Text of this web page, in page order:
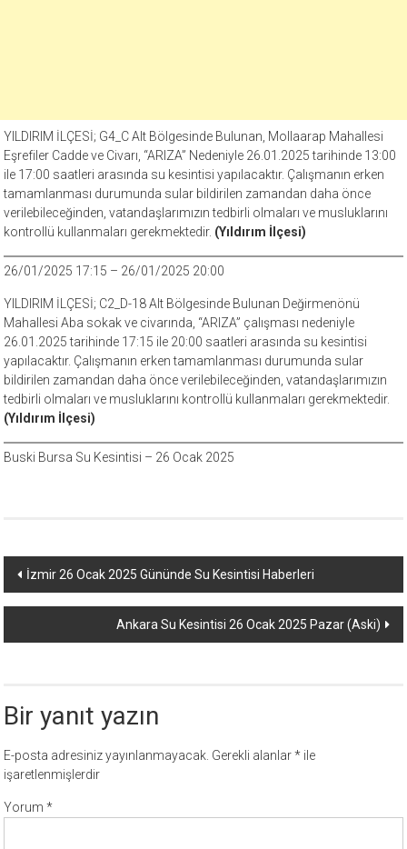
YILDIRIM İLÇESİ; G4_C Alt Bölgesinde Bulunan, Mollaarap Mahallesi
Eşrefiler Cadde ve Civarı, “ARIZA” Nedeniyle 26.01.2025 tarihinde 13:00
ile 17:00 saatleri arasında su kesintisi yapılacaktır. Çalışmanın erken
tamamlanması durumunda sular bildirilen zamandan daha önce
verilebileceğinden, vatandaşlarımızın tedbirli olmaları ve musluklarını
kontrollü kullanmaları gerekmektedir. (Yıldırım İlçesi)
26/01/2025 17:15 – 26/01/2025 20:00
YILDIRIM İLÇESİ; C2_D-18 Alt Bölgesinde Bulunan Değirmenönü
Mahallesi Aba sokak ve civarında, “ARIZA” çalışması nedeniyle
26.01.2025 tarihinde 17:15 ile 20:00 saatleri arasında su kesintisi
yapılacaktır. Çalışmanın erken tamamlanması durumunda sular
bildirilen zamandan daha önce verilebileceğinden, vatandaşlarımızın
tedbirli olmaları ve musluklarını kontrollü kullanmaları gerekmektedir.
(Yıldırım İlçesi)
Buski Bursa Su Kesintisi – 26 Ocak 2025
Yazı
dolaşımı
İzmir 26 Ocak 2025 Gününde Su Kesintisi Haberleri
Ankara Su Kesintisi 26 Ocak 2025 Pazar (Aski)
Bir yanıt yazın
E-posta adresiniz yayınlanmayacak. Gerekli alanlar* ile
işaretlenmişlerdir
Yorum*